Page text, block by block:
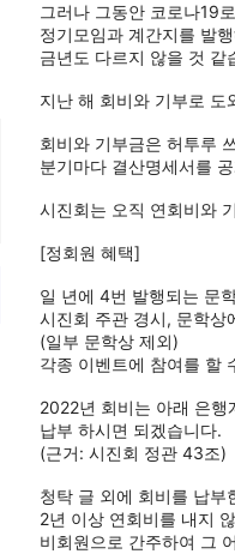
그러나 그동안 코로나19
정기모임과 계간지를 발
금년도 다르지 않을 것 같
지난 해 회비와 기부로 도
회비와 기부금은 허투루
분기마다 결산명세서를
시진회는 오직 연회비와
[정회원 혜택]
일 년에 4번 발행되는 문
시진회 주관 경시, 문학상
(일부 문학상 제외)
각종 이벤트에 참여를 할
2022년 회비는 아래 은행
납부 하시면 되겠습니다.
(근거: 시진회 정관 43조)
청탁 글 외에 회비를 납부
2년 이상 연회비를 내지
비회원으로 간주하여 그